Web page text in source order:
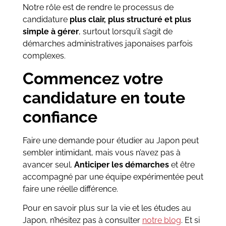
Notre rôle est de rendre le processus de
candidature plus clair, plus structuré et plus
simple à gérer, surtout lorsqu’il s’agit de
démarches administratives japonaises parfois
complexes.
Commencez votre
candidature en toute
confiance
Faire une demande pour étudier au Japon peut
sembler intimidant, mais vous n’avez pas à
avancer seul. Anticiper les démarcheset être
accompagné par une équipe expérimentée peut
faire une réelle différence.
Pour en savoir plus sur la vie et les études au
Japon, n’hésitez pas à consulter notre blog. Et si